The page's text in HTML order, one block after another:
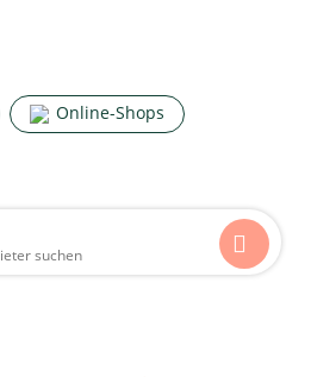
Online-Shops
Online-Shops